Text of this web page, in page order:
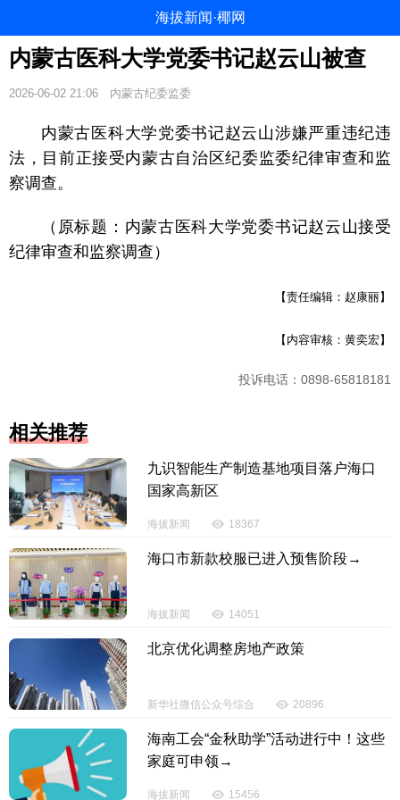
海拔新闻·椰网
内蒙古医科大学党委书记赵云山被查
2026-06-02 21:06 内蒙古纪委监委
内蒙古医科大学党委书记赵云山涉嫌严重违纪违
法，目前正接受内蒙古自治区纪委监委纪律审查和监
察调查。
（原标题：内蒙古医科大学党委书记赵云山接受
纪律审查和监察调查）
【责任编辑：赵康丽】
【内容审核：黄奕宏】
投诉电话：0898-65818181
相关推荐
九识智能生产制造基地项目落户海口
国家高新区
海拔新闻 18367
海口市新款校服已进入预售阶段→
海拔新闻 14051
北京优化调整房地产政策
新华社微信公众号综合 20896
海南工会“金秋助学”活动进行中！这些
家庭可申领→
海拔新闻 15456